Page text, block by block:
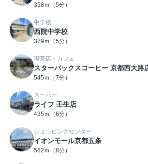
358ｍ（5分）
中学校
西院中学校
379ｍ（5分）
喫茶店・カフェ
スターバックスコーヒー 京都西大路
545ｍ（7分）
スーパー
ライフ 壬生店
435ｍ（6分）
ショッピングセンター
イオンモール京都五条
562ｍ（8分）